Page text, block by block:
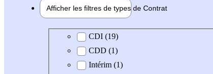
Afficher les filtres de types de Contrat
Type de contratCDI (19)
CDD (1)
Intérim (1)